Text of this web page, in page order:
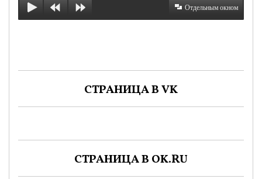
Отдельным окном
СТРАНИЦА В VK
СТРАНИЦА В OK.RU